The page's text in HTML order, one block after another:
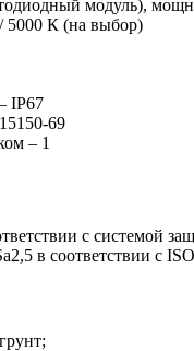
модуль),
5000 К (на выбор)
IP67
69
– 1
с системой
в соответствии с